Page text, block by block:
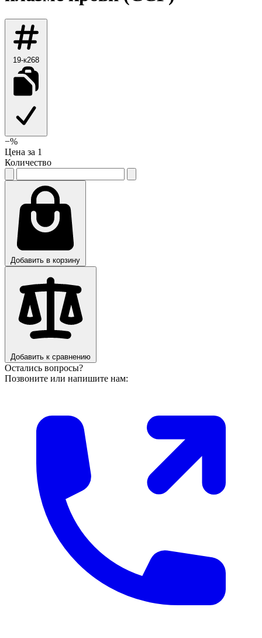
19-к268
−%
Цена за 1
Количество
Добавить в корзину
Добавить к сравнению
Остались вопросы?
Позвоните или напишите нам: